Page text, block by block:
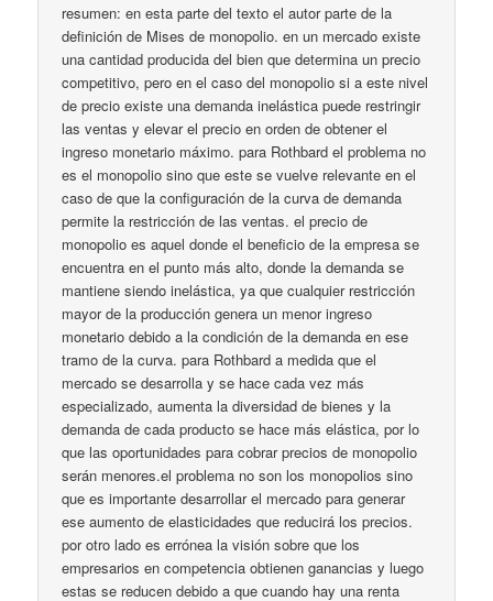
resumen: en esta parte del texto el autor parte de la
definición de Mises de monopolio. en un mercado existe
una cantidad producida del bien que determina un precio
competitivo, pero en el caso del monopolio si a este nivel
de precio existe una demanda inelástica puede restringir
las ventas y elevar el precio en orden de obtener el
ingreso monetario máximo. para Rothbard el problema no
es el monopolio sino que este se vuelve relevante en el
caso de que la configuración de la curva de demanda
permite la restricción de las ventas. el precio de
monopolio es aquel donde el beneficio de la empresa se
encuentra en el punto más alto, donde la demanda se
mantiene siendo inelástica, ya que cualquier restricción
mayor de la producción genera un menor ingreso
monetario debido a la condición de la demanda en ese
tramo de la curva. para Rothbard a medida que el
mercado se desarrolla y se hace cada vez más
especializado, aumenta la diversidad de bienes y la
demanda de cada producto se hace más elástica, por lo
que las oportunidades para cobrar precios de monopolio
serán menores.el problema no son los monopolios sino
que es importante desarrollar el mercado para generar
ese aumento de elasticidades que reducirá los precios.
por otro lado es errónea la visión sobre que los
empresarios en competencia obtienen ganancias y luego
estas se reducen debido a que cuando hay una renta